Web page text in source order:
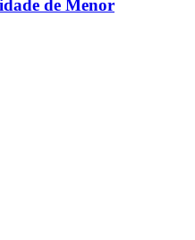
de Menor